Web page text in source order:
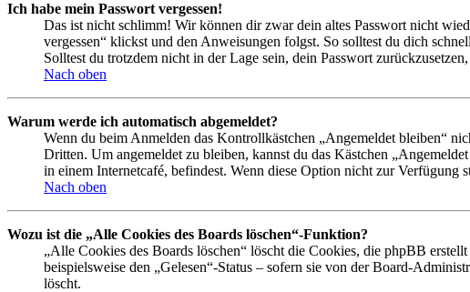
Ich habe mein Passwort vergessen!
Das ist nicht schlimm! Wir können dir zwar dein altes Passwort nicht
vergessen“ klickst und den Anweisungen folgst. So solltest du dich
Solltest du trotzdem nicht in der Lage sein, dein Passwort
Nach oben
Warum werde ich automatisch abgemeldet?
Wenn du beim Anmelden das Kontrollkästchen „Angemeldet bleiben“
Dritten. Um angemeldet zu bleiben, kannst du das Kästchen
in einem Internetcafé, befindest. Wenn diese Option nicht zur
Nach oben
Wozu ist die „Alle Cookies des Boards löschen“-Funktion?
„Alle Cookies des Boards löschen“ löscht die Cookies, die phpBB
beispielsweise den „Gelesen“-Status – sofern sie von der Board-
löscht.